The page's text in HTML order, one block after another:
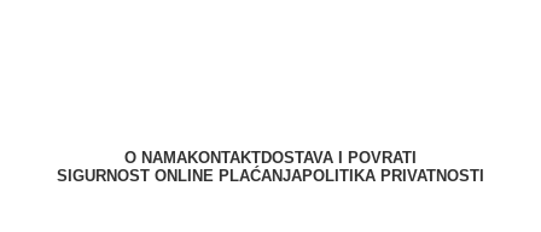
O NAMAKONTAKTDOSTAVA I POVRATI
SIGURNOST ONLINE PLAĆANJAPOLITIKA PRIVATNOSTI